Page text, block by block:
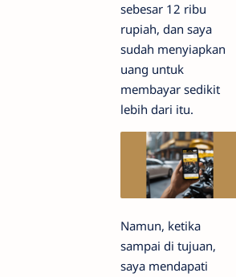
sebesar 12 ribu
rupiah, dan saya
sudah menyiapkan
uang untuk
membayar sedikit
lebih dari itu.
Namun, ketika
sampai di tujuan,
saya mendapati